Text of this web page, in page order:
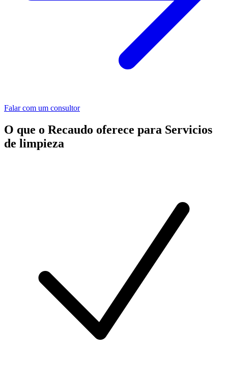
Falar com um consultor
O que o Recaudo oferece para Servicios
de limpieza